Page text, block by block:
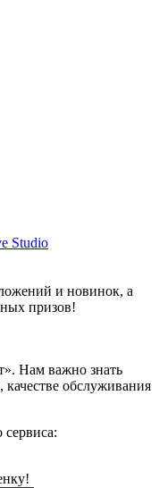
Studio
и новинок, а
призов!
Нам важно знать
обслуживания